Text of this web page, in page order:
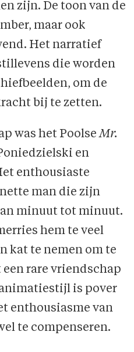
zijn. De toon van de
maar ook
Het narratief
die worden
om de
bij te zetten.
was het PoolseMr.
en
enthousiaste
man die zijn
minuut tot minuut.
hem te veel
kat te nemen om te
rare vriendschap
is pover
enthousiasme van
te compenseren.